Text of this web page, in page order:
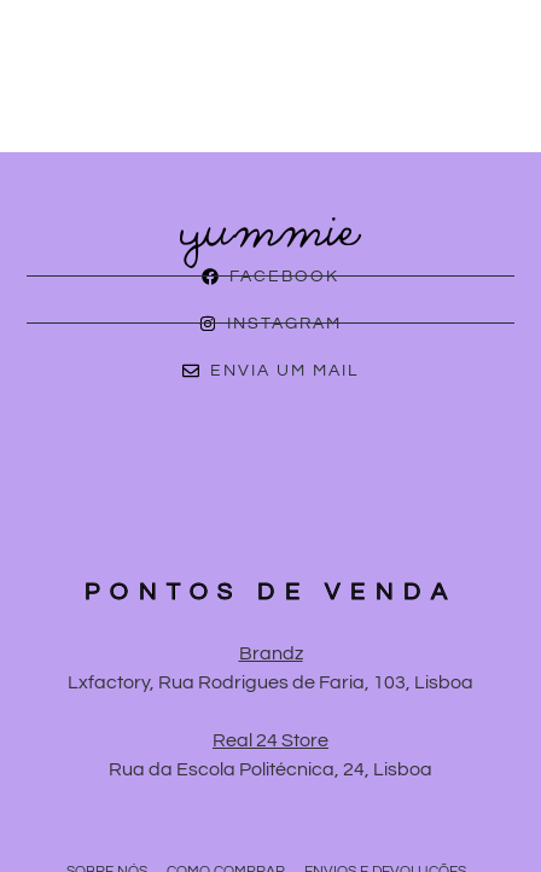
FACEBOOK
INSTAGRAM
ENVIA UM MAIL
PONTOS DE VENDA
Brandz
Lxfactory, Rua Rodrigues de Faria, 103, Lisboa
Real 24 Store
Rua da Escola Politécnica, 24, Lisboa